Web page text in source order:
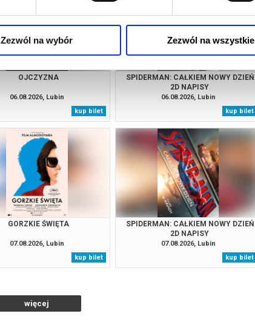
Zezwól na wybór Zezwól na wszystkie
OJCZYZNA
06.08.2026, Lubin
kup bilet
SPIDERMAN: CAŁKIEM NOWY DZIEŃ
2D NAPISY
06.08.2026, Lubin
kup bilet
GORZKIE ŚWIĘTA
07.08.2026, Lubin
kup bilet
SPIDERMAN: CAŁKIEM NOWY DZIEŃ
2D NAPISY
07.08.2026, Lubin
kup bilet
więcej